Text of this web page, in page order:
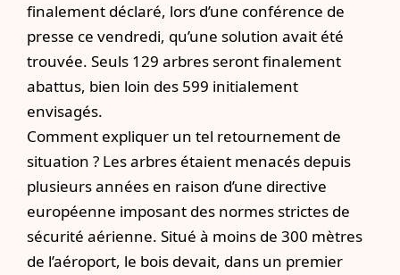
finalement déclaré, lors d’une conférence de
presse ce vendredi, qu’une solution avait été
trouvée. Seuls 129 arbres seront finalement
abattus, bien loin des 599 initialement
envisagés.
Comment expliquer un tel retournement de
situation ? Les arbres étaient menacés depuis
plusieurs années en raison d’une directive
européenne imposant des normes strictes de
sécurité aérienne. Situé à moins de 300 mètres
de l’aéroport, le bois devait, dans un premier